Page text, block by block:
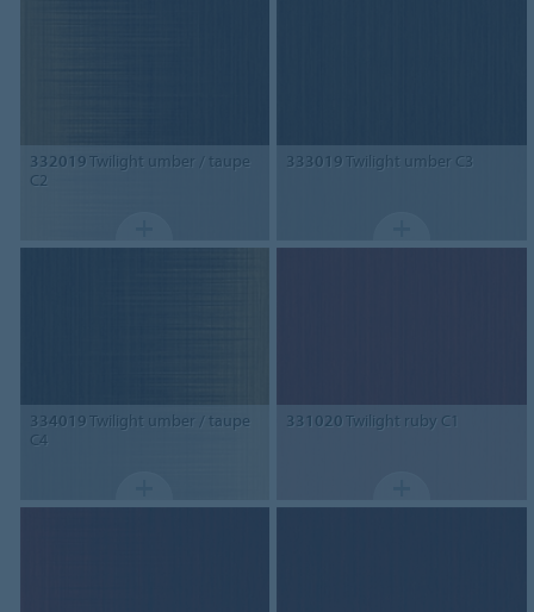
332019Twilight umber / taupe
C2
333019 Twilight umber C3
334019 Twilight umber / taupe
C4
331020Twilight ruby C1